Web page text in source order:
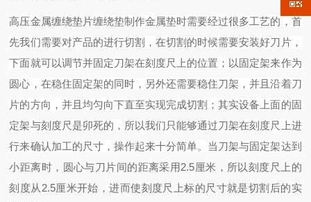
高压金属缠绕垫片缠绕垫制作金属垫时需要经过很多工艺的，首
先我们需要对产品的进行切割，在切割的时候需要安装好刀片，
下面就可以调节并固定刀架在刻度尺上的位置；以固定架来作为
圆心，在稳住固定架的同时，另外还需要稳住刀架，并且沿着刀
片的方向，并且均匀向下直至实现完成切割；其实设备上面的固
定架与刻度尺是卯死的，所以我们只能够通过刀架在刻度尺上进
行来确认加工的尺寸，操作起来十分简单。当刀架与固定架达到
小距离时，圆心与刀片间的距离采用2.5厘米，所以刻度尺上的
刻度从2.5厘米开始，进而使刻度尺上标的尺寸就是切割后的实